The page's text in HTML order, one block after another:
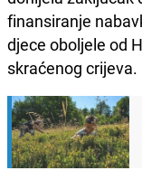
finansiranje
djece oboljele od
skraćenog crijeva.